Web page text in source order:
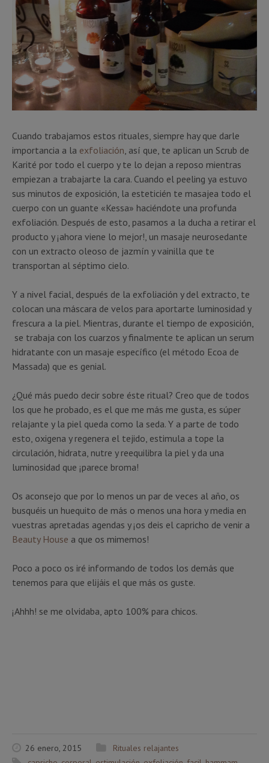
Cuando trabajamos estos rituales, siempre hay que darle
importancia a la exfoliación , así que, te aplican un Scrub de
Karité por todo el cuerpo y te lo dejan a reposo mientras
empiezan a trabajarte la cara. Cuando el peeling ya estuvo
sus minutos de exposición, la esteticién te masajea todo el
cuerpo con un guante «Kessa» haciéndote una profunda
exfoliación. Después de esto, pasamos a la ducha a retirar el
producto y ¡ahora viene lo mejor!, un masaje neurosedante
con un extracto oleoso de jazmín y vainilla que te
transportan al séptimo cielo.
Y a nivel facial, después de la exfoliación y del extracto, te
colocan una máscara de velos para aportarte luminosidad y
frescura a la piel. Mientras, durante el tiempo de exposición,
se trabaja con los cuarzos y finalmente te aplican un serum
hidratante con un masaje específico (el método Ecoa de
Massada) que es genial.
¿Qué más puedo decir sobre éste ritual? Creo que de todos
los que he probado, es el que me más me gusta, es súper
relajante y la piel queda como la seda. Y a parte de todo
esto, oxigena y regenera el tejido, estimula a tope la
circulación, hidrata, nutre y reequilibra la piel y da una
luminosidad que ¡parece broma!
Os aconsejo que por lo menos un par de veces al año, os
busquéis un huequito de más o menos una hora y media en
vuestras apretadas agendas y ¡os deis el capricho de venir a
Beauty House a que os mimemos!
Poco a poco os iré informando de todos los demás que
tenemos para que elijáis el que más os guste.
¡Ahhh! se me olvidaba, apto 100% para chicos.
26 enero, 2015
Rituales relajantes